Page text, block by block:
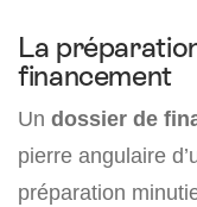
La
financement
Un dossier de
pierre angulaire
préparation